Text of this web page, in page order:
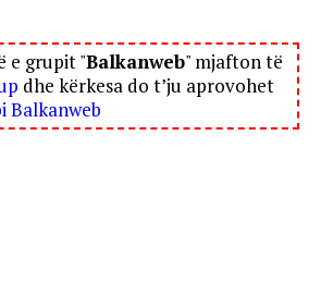
e grupit "Balkanweb" mjafton të
dhe kërkesa do t’ju aprovohet
Balkanweb